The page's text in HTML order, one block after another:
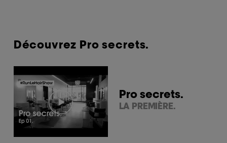
Découvrez Pro secrets.
Pro secrets.
LA PREMIÈRE.